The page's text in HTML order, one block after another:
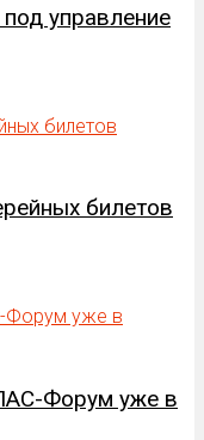
управление
билетов
Форум уже в